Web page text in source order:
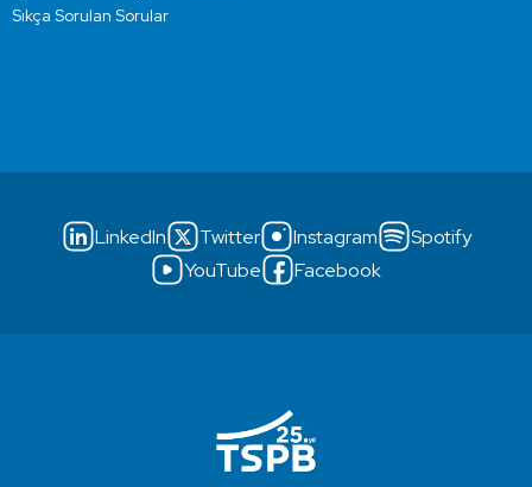
Sıkça Sorulan Sorular
LinkedIn Twitter Instagram
Spotify
YouTube
Facebook